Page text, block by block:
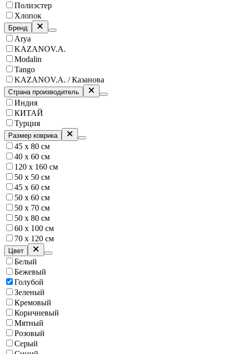
Полиэстер
Хлопок
Бренд
Arya
KAZANOV.A.
Modalin
Tango
KAZANOV.A. / Казанова
Страна производитель
Индия
КИТАЙ
Турция
Размер коврика
45 х 80 см
40 х 60 см
120 х 160 см
50 х 50 см
45 х 60 см
50 х 60 см
50 х 70 см
50 x 80 см
60 х 100 см
70 х 120 см
Цвет
Белый
Бежевый
Голубой
Зеленый
Кремовый
Коричневый
Мятный
Розовый
Серый